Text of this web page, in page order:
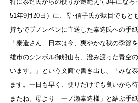
特に泰造氏からの便りが途絶えて3年になろ
51年9月20日）に、母･信子氏が駄目でもと
持ちでプノンペンに直送した泰造氏への手
「泰造さん 日本は今、爽やかな秋の季節
雄市のシンボル御船山も、澄み渡った青空
います。」という文面で書き出し、「みな
ます。一日も早く、便りだけでも良いから
またね。母より 一ノ瀬泰造様」と結ぶ手紙